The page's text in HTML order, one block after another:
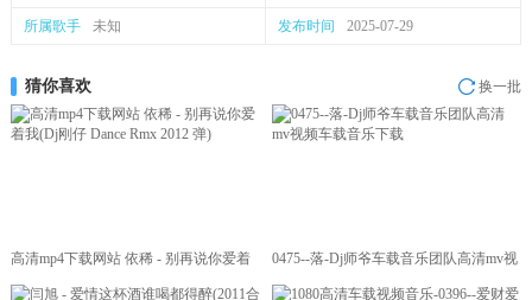
所属歌手 未知 发布时间 2025-07-29
猜你喜欢 换一批
高清mp4下载网站 依稀 - 别再说你爱着
我(Dj刚仔 Dance Rmx 2012 弹)
0475--落-Dj师爷车载音乐团队高清mv视
频车载音乐下载